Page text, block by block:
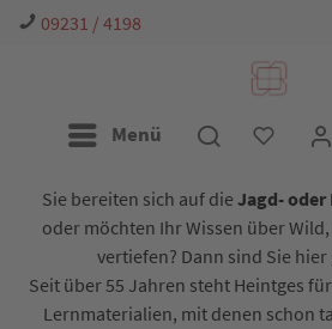
09231 / 4198
Menü
Sie bereiten sich auf dieJagd- oder
oder möchten Ihr Wissen über
vertiefen? Dann sind Sie
Seit über 55 Jahren steht Heintges
Lernmaterialien, mit denen schon